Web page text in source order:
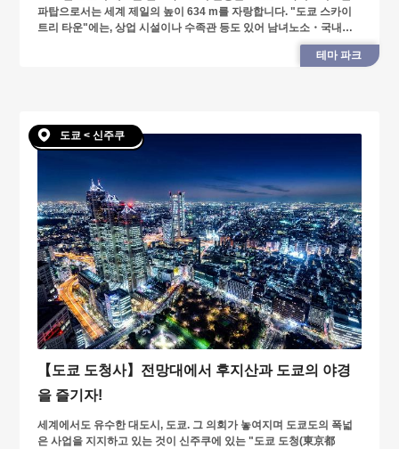
파탑으로서는 세계 제일의 높이 634 m를 자랑합니다. "도쿄 스카이
트리 타운"에는, 상업 시설이나 수족관 등도 있어 남녀노소・국내외
테마 파크
도쿄 < 신주쿠
【도쿄 도청사】전망대에서 후지산과 도쿄의 야경
을 즐기자!
세계에서도 유수한 대도시, 도쿄. 그 의회가 놓여지며 도쿄도의 폭넓
은 사업을 지지하고 있는 것이 신주쿠에 있는 "도쿄 도청(東京都